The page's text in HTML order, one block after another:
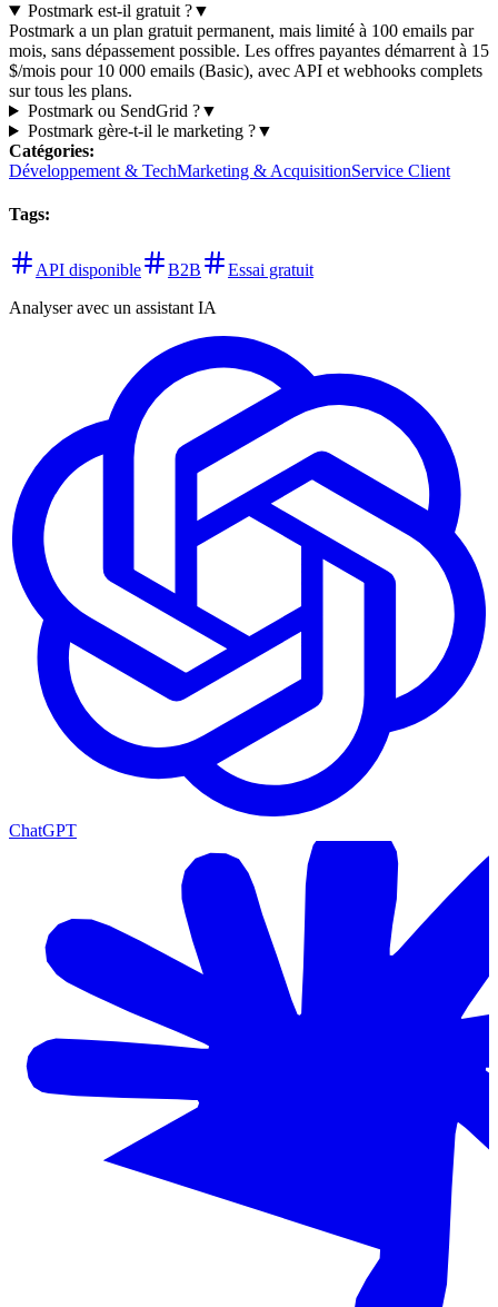
Postmark est-il gratuit ?▼
Postmark a un plan gratuit permanent, mais limité à 100 emails par
mois, sans dépassement possible. Les offres payantes démarrent à 15
$/mois pour 10 000 emails (Basic), avec API et webhooks complets
sur tous les plans.
Postmark ou SendGrid ?▼
Postmark gère-t-il le marketing ?▼
Catégories:
Développement & TechMarketing & AcquisitionService Client
Tags:
API disponible B2B
Essai gratuit
Analyser avec un assistant IA
ChatGPT